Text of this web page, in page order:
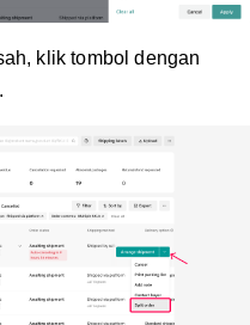
klik tombol dengan
.